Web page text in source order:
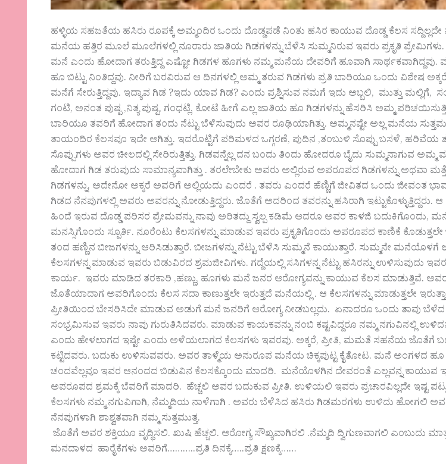
ಹಳ್ಳಿಯ ಸಹಜತೆಯ ಹಸಿರು ರೂಪಕ್ಕೆ ಅಮ್ಮಂದಿರ ಒಂದು ದೊಡ್ಡಪಡೆ ನಿಂತು ಹಸಿರ ಕಾಯುವ ದೊಡ್ಡ ಕೆಲಸ ಸದ್ದಿಲ್ಲದೇ
ಮನೆಯ ಹತ್ತಿರ ಮೂಲೆ ಮೂಲೆಗಳಲ್ಲಿ ನೂರಾರು ಜಾತಿಯ ಗಿಡಗಳನ್ನು ಬೆಳೆಸಿ ಸುಮ್ಮನಿರುವ ಇವರು ಪ್ರಕೃತಿ
ಮನೆ ಎಂದು ಹೋದಾಗ ತರುತ್ತಿದ್ದ ಎಷ್ಟೋ ಗಿಡಗಳ ಹೂಗಳು ನಮ್ಮ ಮನೆಯ ದೇವರಿಗೆ ಹೂವಾಗಿ
ಹೂ ಬಿಟ್ಟು ನಿಂತಿದ್ದವು. ನೀರಿಗೆ ಬರವಿರುವ ಆ ದಿನಗಳಲ್ಲಿ ಅಮ್ಮ ತರುವ ಗಿಡಗಳು ಪ್ರತಿ ಬಾರಿಯೂ ಒಂದು ವಿಶೇಷ
ಮನೆಗೆ ಸೇರುತ್ತಿದ್ದವು. ಇದ್ಯಾವ ಗಿಡ ?ಇದು ಯಾವ ಗಿಡ? ಎಂದು ಪ್ರಶ್ನಿಸುವ ನಮಗೆ ಇದು ಅಬ್ಬಲಿ, ಮುತ್ತು ಮಲ್ಲಿಗೆ,
ಗಂಟಿ, ಅನಂತ ಪುಷ್ಪ ,ನಿತ್ಯ ಪುಷ್ಪ, ಗಂಧಟ್ಲಿ, ಕೋಟೆ ಹೀಗೆ ಎಲ್ಲ ಜಾತಿಯ ಹೂ ಗಿಡಗಳನ್ನು ಹೆಸರಿಸಿ ಅಮ್ಮ
ಬಾರಿಯೂ ತವರಿಗೆ ಹೋದಾಗ ತಂದು ನೆಟ್ಟು ಬೆಳೆಸುವುದು ಅವರ ರೂಢಿಯಾಗಿತ್ತು. ಅಮ್ಮನಷ್ಟೇ ಅಲ್ಲ ಮನೆಯ
ತಾಯಂದಿರ ಕೆಲಸವೂ ಇದೇ ಆಗಿತ್ತು. ಇದರೊಟ್ಟಿಗೆ ಪರಿಮಳದ ಒಗ್ಗರಣೆ, ಪುದಿನ ,ತಂಬುಳಿ ಸೊಪ್ಪು ಬಸಳೆ, ಹರಿವೆಯ
ಸೊಪ್ಪುಗಳು ಅವರ ಚೀಲದಲ್ಲಿ ಸೇರಿರುತ್ತಿತ್ತು. ಗಿಡವನ್ನೆಲ್ಲ ದನ ಬಂದು ತಿಂದು ಹೋದರೂ ಬೈದು ಸುಮ್ಮನಾಗುವ
ಹೋದಾಗ ಗಿಡ ತರುವುದು ಸಾಮಾನ್ಯವಾಗಿತ್ತು . ತರಲೇಬೇಕು ಅವರು ಅಲ್ಲಿರುವ ಅಪರೂಪದ ಗಿಡಗಳನ್ನು ಅಥವಾ
ಗಿಡಗಳನ್ನು. ಅದೇನೋ ಅಕ್ಕರೆ ಅವರಿಗೆ ಅಲ್ಲಿಯದು ಎಂದರೆ . ತವರು ಎಂದರೆ ಹೆಣ್ಣಿಗೆ ಜೀವಿತದ ಒಂದು ಜೀವಂತ
ಗಿಡದ ನೆನಪುಗಳಲ್ಲಿ ಅವರು ಅವರನ್ನು ನೋಡುತ್ತಿದ್ದರು. ಜೊತೆಗೆ ಅದರಿಂದ ತವರನ್ನು ಹಸಿರಾಗಿ ಇಟ್ಟುಕೊಳ್ಳುತ್ತಿದ್ದರು.
ಹಿಂದೆ ಇರುವ ದೊಡ್ಡ ಪರಿಸರ ಪ್ರೇಮವನ್ನು ನಾವು ಅರಿತದ್ದು ಸ್ವಲ್ಪ ಕಡಿಮೆ ಆದರೂ ಅವರ ಕಾಳಜಿ ಬದುಕಿಗೊಂದು,
ಮನಸ್ಸಿಗೊಂದು ಸ್ಪೂರ್ತಿ. ನೂರೆಂಟು ಕೆಲಸಗಳನ್ನು ಮಾಡುವ ಇವರು ಪ್ರಕೃತಿಗೊಂದು ಅಪರೂಪದ ಕಾಣಿಕೆ ಕೊಡುತ್ತಲೇ
ತಂದ ಹಣ್ಣಿನ ಬೀಜಗಳನ್ನು ಆರಿಸಿಡುತ್ತಾರೆ. ಬೀಜಗಳನ್ನು ನೆಟ್ಟು ಬೆಳೆಸಿ ಸುಮ್ಮನೆ ಕಾಯುತ್ತಾರೆ. ಸುಮ್ಮನೇ
ಕೆಲಸಗಳನ್ನ ಮಾಡುವ ಇವರು ಬಿಡುವಿರದ ಶ್ರಮಜೀವಿಗಳು. ಗದ್ದೆಯಲ್ಲಿ ಸಸಿಗಳನ್ನ ನೆಟ್ಟು ಹಸಿರನ್ನು ಉಳಿಸುವುದು
ಕಾರ್ಯ. ಇವರು ಮಾಡಿದ ತರಕಾರಿ ,ಹಣ್ಣು, ಹೂಗಳು ಮನೆ ಜನರ ಆರೋಗ್ಯವನ್ನು ಕಾಯುವ ಕೆಲಸ ಮಾಡುತ್ತಿವೆ.
ಜೊತೆಯಾದಾಗ ಅವರಿಗೊಂದು ಕೆಲಸ ಸದಾ ಕಾಣುತ್ತಲೇ ಇರುತ್ತದೆ ಮನೆಯಲ್ಲಿ . ಆ ಕೆಲಸಗಳನ್ನು ಮಾಡುತ್ತಲೇ
ಪ್ರೀತಿಯಿಂದ ಬೇಸರಿಸಿದೇ ಮಾಡುವ ಅಡುಗೆ ಮನೆ ಜನರಿಗೆ ಆರೋಗ್ಯ ನೀಡಬಲ್ಲದು. ಏನಾದರೂ ಒಂದು ತಾವು ಬೆಳೆದ
ಸಂಭ್ರಮಿಸುವ ಇವರು ನಾವು ಗುರುತಿಸಿದವರು. ಮಾಡುವ ಕಾಯಕವನ್ನು ನಂಬಿ ಕಷ್ಟವಿದ್ದರೂ ನಮ್ಮ ನಗುವಿನಲ್ಲಿ
ಎಂದು ಹೇಳಲಾಗದ ಇಷ್ಟೇ ಎಂದು ಅಳೆಯಲಾಗದ ಕೆಲಸಗಳು ಇವರವು. ಅಕ್ಕರೆ, ಪ್ರೀತಿ, ಮಮತೆ ಸಹನೆಯ ಜೊತೆಗೆ
ಕಟ್ಟಿದವರು. ಬದುಕು ಉಳಿಸುವವರು. ಅವರ ತಾಳ್ಮೆಯ ಅನುರೂಪ ಮನೆಯ ಚಿಕ್ಕಪುಟ್ಟ ಕೈತೋಟ. ಮನೆ ಅಂಗಳದ
ಚಂದವೆಲ್ಲವೂ ಇವರ ಆನಂದದ ಬಿಡುವಿನ ಕೆಲಸಕ್ಕೊಂದು ಮಾದರಿ. ಮನೆಯೊಳಗಿನ ದೇವರಂತೆ ಎಲ್ಲವನ್ನ ಕಾಯುವ
ಅಪರೂಪದ ಶ್ರಮಕ್ಕೆ ಬೆವರಿಗೆ ಮಾದರಿ. ಹೆಚ್ಚಲಿ ಅವರ ಬದುಕುವ ಪ್ರೀತಿ. ಉಳಿಯಲಿ ಇವರು ಪ್ರಚಾರವಿಲ್ಲದೇ ಇಷ್ಟ
ಕೆಲಸಗಳು ನಮ್ಮ ನಗುವಿಗಾಗಿ, ನೆಮ್ಮದಿಯ ನಾಳೆಗಾಗಿ . ಅವರು ಬೆಳೆಸಿದ ಹಸಿರು ಗಿಡಮರಗಳು ಉಳಿದು ಹೋಗಲಿ
ನೆನಪುಗಳಾಗಿ ಶಾಶ್ವತವಾಗಿ ನಮ್ಮ ಸುತ್ತಮುತ್ತ.
ಜೊತೆಗೆ ಅವರ ಶಕ್ತಿಯೂ ವೃದ್ಧಿಸಲಿ. ಖುಷಿ ಹೆಚ್ಚಲಿ. ಆರೋಗ್ಯ ಸೌಖ್ಯವಾಗಿರಲಿ .ನೆಮ್ಮದಿ ದ್ವಿಗುಣವಾಗಲಿ ಎಂಬುದು
ಮನದಾಳದ ಹಾರೈಕೆಗಳು ಅವರಿಗೆ………..ಪ್ರತಿ ದಿನಕ್ಕೆ…..ಪ್ರತಿ ಕ್ಷಣಕ್ಕೆ……